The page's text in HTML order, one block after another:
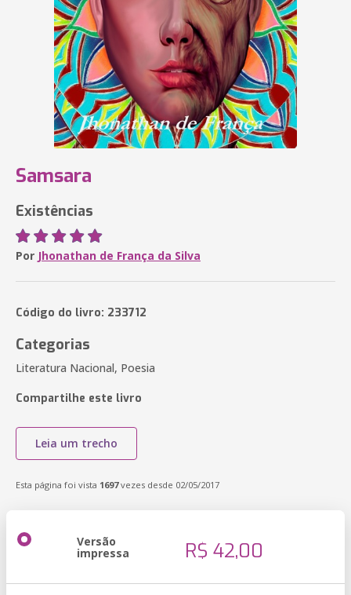
Samsara
Existências
Por Jhonathan de França da Silva
Código do livro: 233712
Categorias
Literatura Nacional, Poesia
Compartilhe este livro
Leia um trecho
Esta página foi vista 1697vezes desde 02/05/2017
Versão
impressa R$ 42,00